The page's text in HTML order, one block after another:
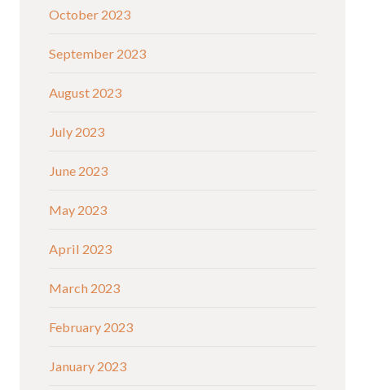
October 2023
September 2023
August 2023
July 2023
June 2023
May 2023
April 2023
March 2023
February 2023
January 2023